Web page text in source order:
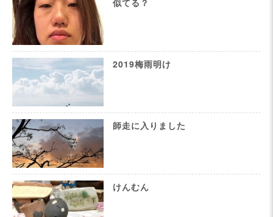
似てる？
2019梅雨明け
師走に入りました
けんむん